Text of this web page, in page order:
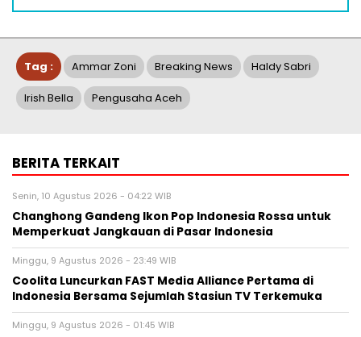
Tag : Ammar Zoni Breaking News Haldy Sabri
Irish Bella Pengusaha Aceh
BERITA TERKAIT
Senin, 10 Agustus 2026 - 04:22 WIB
Changhong Gandeng Ikon Pop Indonesia Rossa untuk
Memperkuat Jangkauan di Pasar Indonesia
Minggu, 9 Agustus 2026 - 23:49 WIB
Coolita Luncurkan FAST Media Alliance Pertama di
Indonesia Bersama Sejumlah Stasiun TV Terkemuka
Minggu, 9 Agustus 2026 - 01:45 WIB